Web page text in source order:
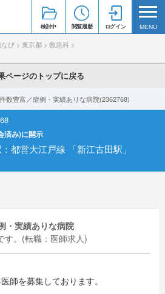
検討中 閲覧履歴 ログイン MENU
び > 東京都 > 救急科 >
ページのトップに戻る
数豊富／症例・実績ありな病院(2362768)
済み)に開示
都営大江戸線 「新江古田駅」
・実績ありな病院
す。(転職：医師求人)
師を募集しております。